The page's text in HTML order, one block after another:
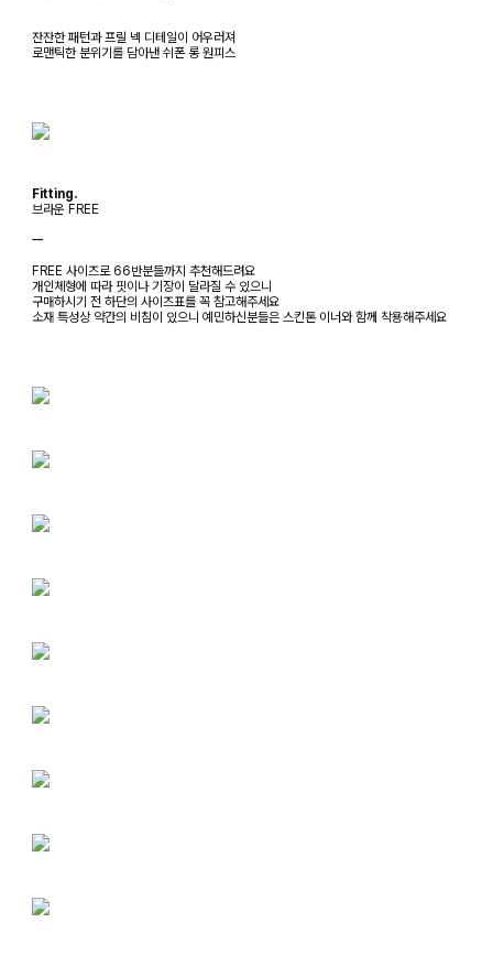
잔잔한 패턴과 프릴 넥 디테일이 어우러져
로맨틱한 분위기를 담아낸 쉬폰 롱 원피스
Fitting.
브라운 FREE
ㅡ
FREE 사이즈로 66반분들까지 추천해드려요
개인체형에 따라 핏이나 기장이 달라질 수 있으니
구매하시기 전 하단의 사이즈표를 꼭 참고해주세요
소재 특성상 약간의 비침이 있으니 예민하신분들은 스킨톤 이너와 함께 착용해주세요